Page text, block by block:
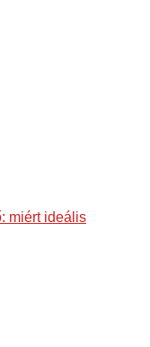
miért ideális